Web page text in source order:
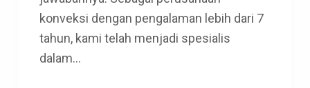
konveksi dengan pengalaman lebih dari 7
tahun, kami telah menjadi spesialis
dalam…